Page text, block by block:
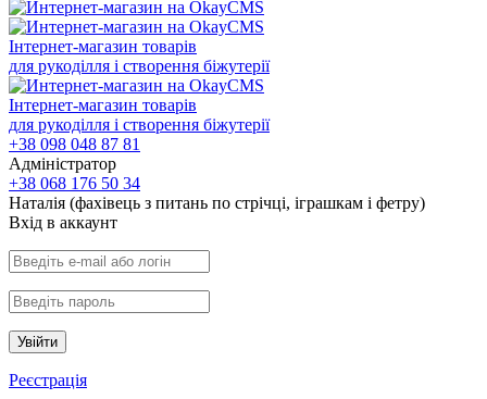
Інтернет-магазин товарів
для рукоділля і створення біжутерії
Інтернет-магазин товарів
для рукоділля і створення біжутерії
+38 098 048 87 81
Адміністратор
+38 068 176 50 34
Наталія (фахівець з питань по стрічці, іграшкам і фетру)
Вхiд в аккаунт
Увійти
Реєстрація